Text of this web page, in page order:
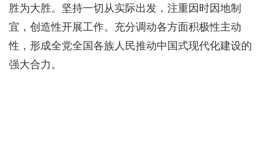
胜为大胜。坚持一切从实际出发，注重因时因地制
宜，创造性开展工作。充分调动各方面积极性主动
性，形成全党全国各族人民推动中国式现代化建设的
强大合力。